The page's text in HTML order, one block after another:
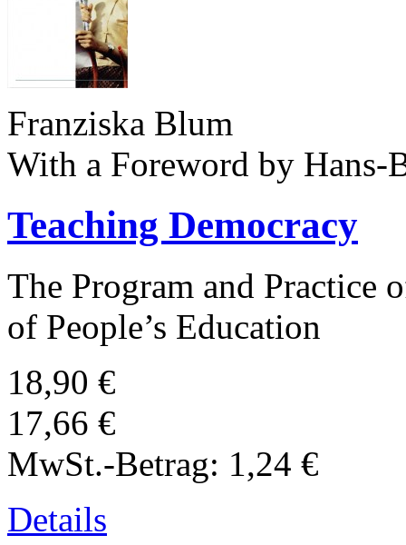
Franziska Blum
With a Foreword by Hans-
Teaching Democracy
The Program and Practice
of People’s Education
18,90 €
17,66 €
MwSt.-Betrag: 1,24 €
Details